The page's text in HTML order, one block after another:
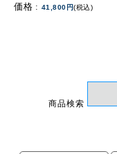
価格 : 41,800円(税込)
商品検索